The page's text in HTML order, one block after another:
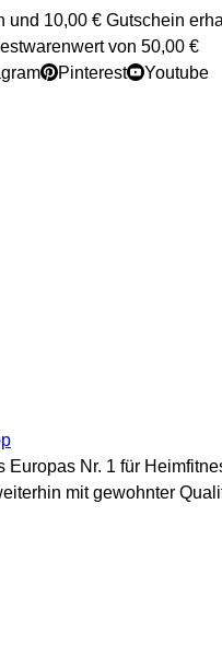
und 10,00 € Gutschein
von 50,00 €
Pinterest Youtube
Europas Nr. 1 für
mit gewohnter